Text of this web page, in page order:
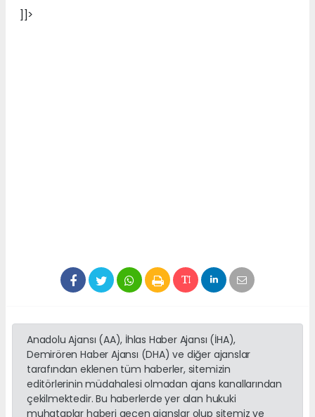
]]>
Anadolu Ajansı (AA), İhlas Haber Ajansı (İHA),
Demirören Haber Ajansı (DHA) ve diğer ajanslar
tarafından eklenen tüm haberler, sitemizin
editörlerinin müdahalesi olmadan ajans kanallarından
çekilmektedir. Bu haberlerde yer alan hukuki
muhataplar haberi geçen ajanslar olup sitemiz ve